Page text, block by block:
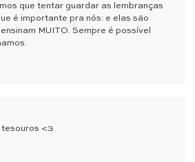
que tentar guardar as lembranças
é importante pra nós: e elas são
MUITO. Sempre é possível
tesouros <3